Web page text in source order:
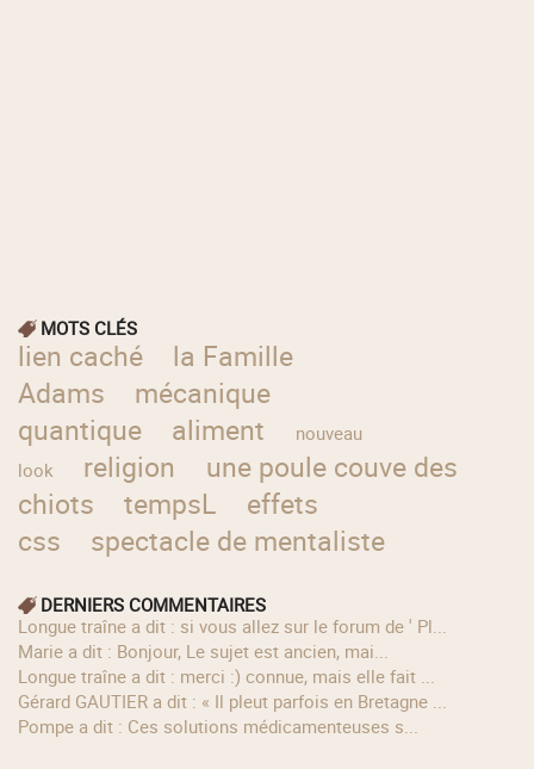
MOTS CLÉS
lien caché
la Famille
Adams
mécanique
quantique
aliment
nouveau
look
religion
une poule couve des
chiots
tempsL
effets
css
spectacle de mentaliste
DERNIERS COMMENTAIRES
longue traîne a dit : si vous allez sur le forum de ' Pl...
Marie a dit : Bonjour, Le sujet est ancien, mai...
longue traîne a dit : merci :) connue, mais elle fait ...
Gérard GAUTIER a dit : « Il pleut parfois en Bretagne ...
Pompe a dit : Ces solutions médicamenteuses s...